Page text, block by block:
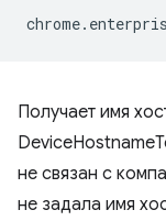
chrome.
Получает имя
не связан с
не задала имя